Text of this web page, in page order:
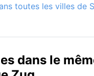
toutes les villes de
dans le